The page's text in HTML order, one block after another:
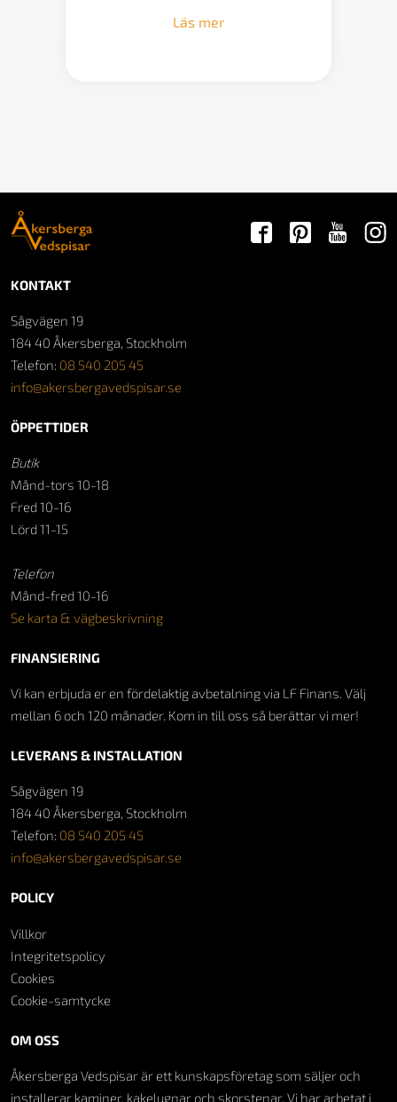
Läs mer
OM OSS
Åkersberga Vedspisar är ett kunskapsföretag som säljer och
installerar kaminer, kakelugnar och skorstenar. Vi har arbetat i
KONTAKT
Sågvägen 19
184 40 Åkersberga, Stockholm
Telefon: 08 540 205 45
info@akersbergavedspisar.se
ÖPPETTIDER
Butik
Månd-tors 10-18
Fred 10-16
Lörd 11-15
Telefon
Månd-fred 10-16
Se karta & vägbeskrivning
FINANSIERING
Vi kan erbjuda er en fördelaktig avbetalning via LF Finans. Välj
mellan 6 och 120 månader. Kom in till oss så berättar vi mer!
LEVERANS & INSTALLATION
Sågvägen 19
184 40 Åkersberga, Stockholm
Telefon: 08 540 205 45
info@akersbergavedspisar.se
POLICY
Villkor
Integritetspolicy
Cookies
Cookie-samtycke